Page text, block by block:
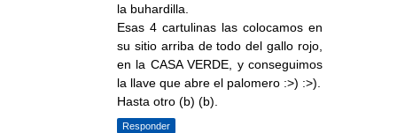
la buhardilla.
Esas 4 cartulinas las colocamos en
su sitio arriba de todo del gallo rojo,
en la CASA VERDE, y conseguimos
la llave que abre el palomero :>) :>).
Hasta otro (b) (b).
Responder